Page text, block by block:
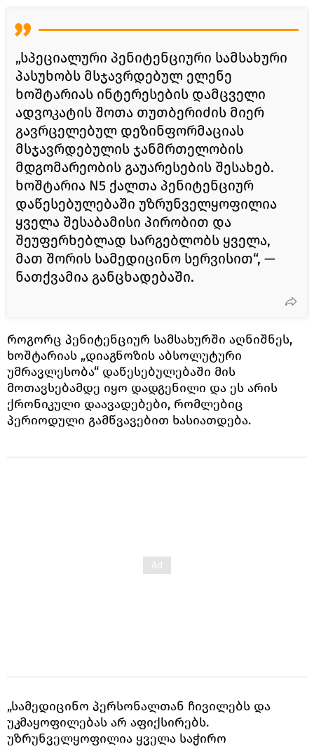
„სპეციალური პენიტენციური სამსახური
პასუხობს მსჯავრდებულ ელენე
ხოშტარიას ინტერესების დამცველი
ადვოკატის შოთა თუთბერიძის მიერ
გავრცელებულ დეზინფორმაციას
მსჯავრდებულის ჯანმრთელობის
მდგომარეობის გაუარესების შესახებ.
ხოშტარია N5 ქალთა პენიტენციურ
დაწესებულებაში უზრუნველყოფილია
ყველა შესაბამისი პირობით და
შეუფერხებლად სარგებლობს ყველა,
მათ შორის სამედიცინო სერვისით“, —
ნათქვამია განცხადებაში.
როგორც პენიტენციურ სამსახურში აღნიშნეს,
ხოშტარიას „დიაგნოზის აბსოლუტური
უმრავლესობა“ დაწესებულებაში მის
მოთავსებამდე იყო დადგენილი და ეს არის
ქრონიკული დაავადებები, რომლებიც
პერიოდული გამწვავებით ხასიათდება.
„სამედიცინო პერსონალთან ჩივილებს და
უკმაყოფილებას არ აფიქსირებს.
უზრუნველყოფილია ყველა საჭირო